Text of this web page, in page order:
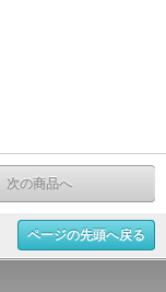
次の商品へ
ページの先頭へ戻る